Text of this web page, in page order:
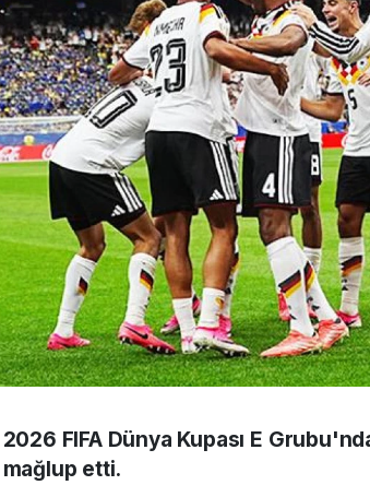
2026 FIFA Dünya Kupası E
mağlup etti.